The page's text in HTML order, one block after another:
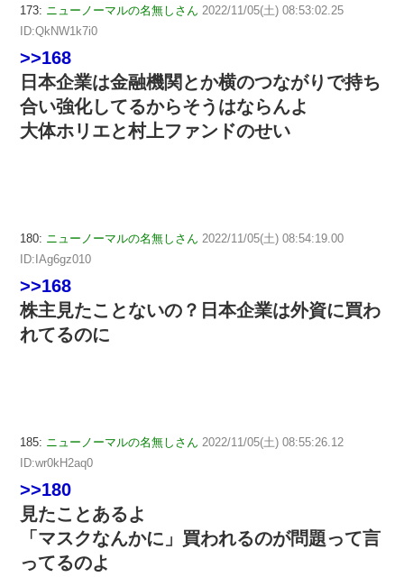
173: ニューノーマルの名無しさん 2022/11/05(土) 08:53:02.25
ID:QkNW1k7i0
>>168
日本企業は金融機関とか横のつながりで持ち
合い強化してるからそうはならんよ
大体ホリエと村上ファンドのせい
180: ニューノーマルの名無しさん 2022/11/05(土) 08:54:19.00
ID:IAg6gz010
>>168
株主見たことないの？日本企業は外資に買わ
れてるのに
185: ニューノーマルの名無しさん 2022/11/05(土) 08:55:26.12
ID:wr0kH2aq0
>>180
見たことあるよ
「マスクなんかに」買われるのが問題って言
ってるのよ